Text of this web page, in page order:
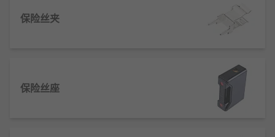
熔断器座是熔断器插入的外壳， 只需将熔断器固定到
我们提供哪些类型的熔断器座？
保险丝夹
保险丝座